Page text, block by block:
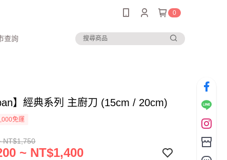
0
查詢
】經典系列 主廚刀 (15cm / 20cm)
免運
NT$1,750
~ NT$1,400